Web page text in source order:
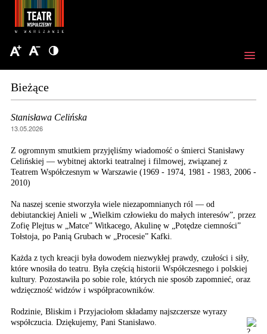
Bieżące
Stanisława Celińska
13.05.2026
Z ogromnym smutkiem przyjęliśmy wiadomość o śmierci Stanisławy
Celińskiej — wybitnej aktorki teatralnej i filmowej, związanej z
Teatrem Współczesnym w Warszawie (1969 - 1974, 1981 - 1983, 2006 -
2010)
Na naszej scenie stworzyła wiele niezapomnianych ról — od
debiutanckiej Anieli w „Wielkim człowieku do małych interesów”, przez
Zofię Plejtus w „Matce” Witkacego, Akulinę w „Potędze ciemności”
Tołstoja, po Panią Grubach w „Procesie” Kafki.
Każda z tych kreacji była dowodem niezwykłej prawdy, czułości i siły,
które wnosiła do teatru. Była częścią historii Współczesnego i polskiej
kultury. Pozostawiła po sobie role, których nie sposób zapomnieć, oraz
wdzięczność widzów i współpracowników.
Rodzinie, Bliskim i Przyjaciołom składamy najszczersze wyrazy
współczucia. Dziękujemy, Pani Stanisławo.